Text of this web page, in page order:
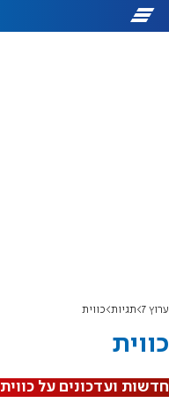
ערוץ 7 תגיות כווית
כווית
חדשות ועדכונים על כווית